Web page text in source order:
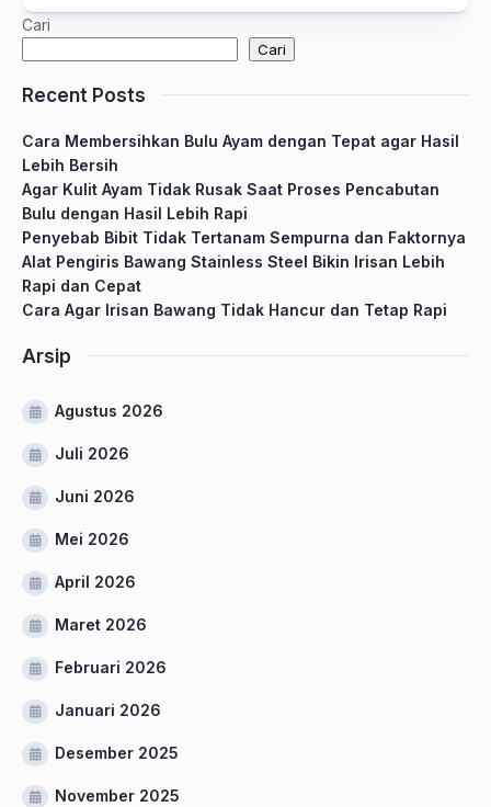
Cari
Cari
Recent Posts
Cara Membersihkan Bulu Ayam dengan Tepat agar Hasil
Lebih Bersih
Agar Kulit Ayam Tidak Rusak Saat Proses Pencabutan
Bulu dengan Hasil Lebih Rapi
Penyebab Bibit Tidak Tertanam Sempurna dan Faktornya
Alat Pengiris Bawang Stainless Steel Bikin Irisan Lebih
Rapi dan Cepat
Cara Agar Irisan Bawang Tidak Hancur dan Tetap Rapi
Arsip
Agustus 2026
Juli 2026
Juni 2026
Mei 2026
April 2026
Maret 2026
Februari 2026
Januari 2026
Desember 2025
November 2025